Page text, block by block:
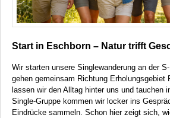
Start in Eschborn – Natur trifft
Wir starten unsere Singlewanderung an der
gehen gemeinsam Richtung Erholungsgebiet
lassen wir den Alltag hinter uns und tauchen
Single-Gruppe kommen wir locker ins
Eindrücke sammeln. Schon hier zeigt sich,